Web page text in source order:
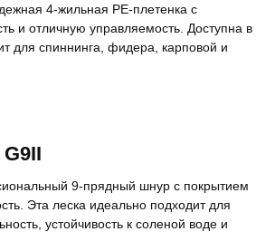
4-жильная PE-плетенка с
и отличную управляемость. Доступна в
для спиннинга, фидера, карповой и
9-прядный шнур с покрытием
Эта леска идеально подходит для
устойчивость к соленой воде и